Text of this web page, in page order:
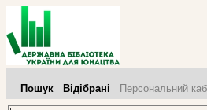
Пошук Відібрані Персональний